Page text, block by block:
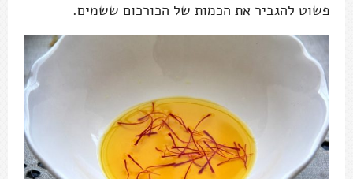
פשוט להגביר את הכמות של הכורכום ששמים.